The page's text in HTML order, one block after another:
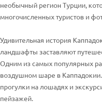
необычный регион Турции,
многочисленных туристов и
Удивительная история
ландшафты заставляют
Одним из самых популярных
воздушном шаре в
прогулки на лошадях и
пейзажей.